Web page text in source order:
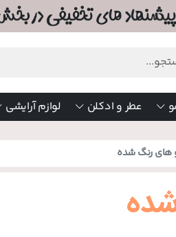
عطر و ادکلن لوازم آرایشی
های رنگ شده